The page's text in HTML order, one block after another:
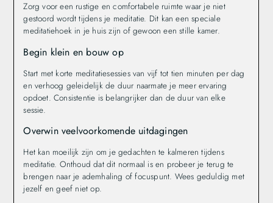
Zorg voor een rustige en comfortabele ruimte waar je niet
gestoord wordt tijdens je meditatie. Dit kan een speciale
meditatiehoek in je huis zijn of gewoon een stille kamer.
Begin klein en bouw op
Start met korte meditatiesessies van vijf tot tien minuten per dag
en verhoog geleidelijk de duur naarmate je meer ervaring
opdoet. Consistentie is belangrijker dan de duur van elke
sessie.
Overwin veelvoorkomende uitdagingen
Het kan moeilijk zijn om je gedachten te kalmeren tijdens
meditatie. Onthoud dat dit normaal is en probeer je terug te
brengen naar je ademhaling of focuspunt. Wees geduldig met
jezelf en geef niet op.